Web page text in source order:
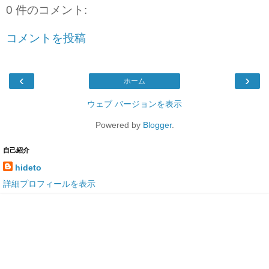
0 件のコメント:
コメントを投稿
‹ ›
ホーム
ウェブ バージョンを表示
Powered by Blogger.
自己紹介
hideto
詳細プロフィールを表示